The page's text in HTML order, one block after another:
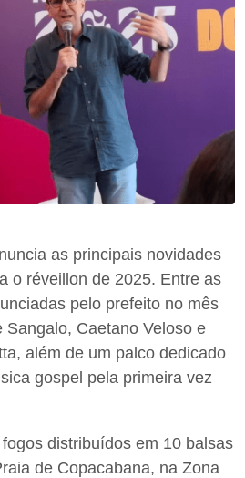
as principais novidades
o réveillon de 2025. Entre as
pelo prefeito no mês
Sangalo, Caetano Veloso e
além de um palco dedicado
gospel pela primeira vez
distribuídos em 10 balsas
de Copacabana, na Zona